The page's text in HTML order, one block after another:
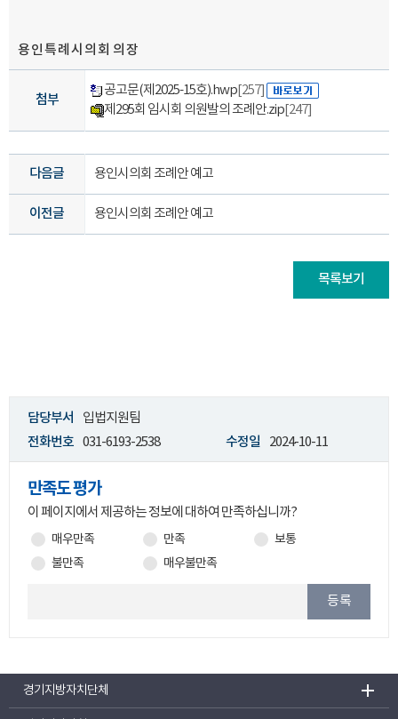
용 인 특 례 시 의 회 의 장
첨부
공고문(제2025-15호).hwp[257]
제295회 임시회 의원발의 조례안.zip[247]
다음글 용인시의회 조례안 예고
이전글 용인시의회 조례안 예고
목록보기
담당부서
입법지원팀
전화번호 031-6193-2538 수정일 2024-10-11
만족도 평가
이 페이지에서 제공하는 정보에 대하여 만족하십니까?
매우만족 만족
보통
불만족
매우불만족
등록
경기지방자치단체